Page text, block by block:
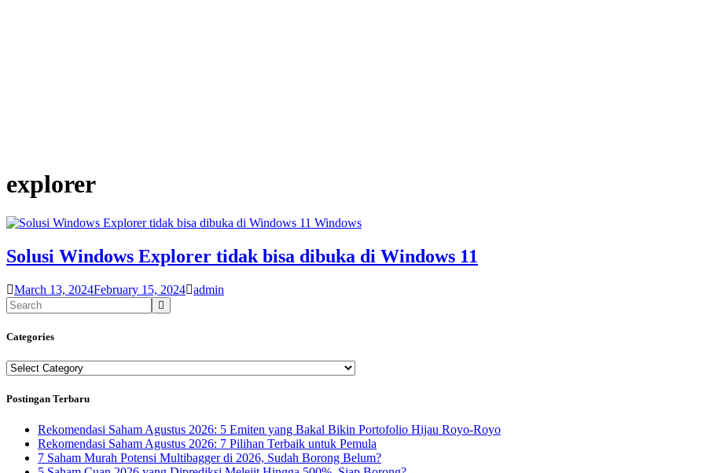
explorer
Windows
Solusi Windows Explorer tidak bisa dibuka di Windows 11
March 13, 2024February 15, 2024 admin
Categories
Categories
Postingan Terbaru
Rekomendasi Saham Agustus 2026: 5 Emiten yang Bakal Bikin Portofolio Hijau Royo-Royo
Rekomendasi Saham Agustus 2026: 7 Pilihan Terbaik untuk Pemula
7 Saham Murah Potensi Multibagger di 2026, Sudah Borong Belum?